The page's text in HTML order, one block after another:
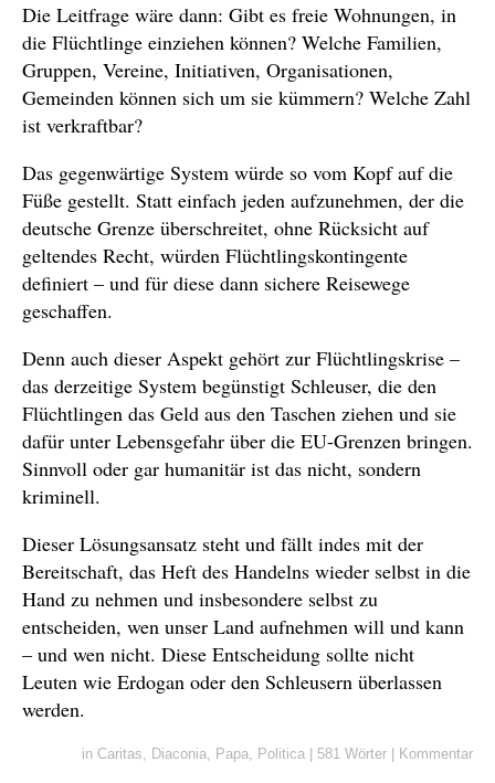
Die Leitfrage wäre dann: Gibt es freie Wohnungen, in
die Flüchtlinge einziehen können? Welche Familien,
Gruppen, Vereine, Initiativen, Organisationen,
Gemeinden können sich um sie kümmern? Welche Zahl
ist verkraftbar?
Das gegenwärtige System würde so vom Kopf auf die
Füße gestellt. Statt einfach jeden aufzunehmen, der die
deutsche Grenze überschreitet, ohne Rücksicht auf
geltendes Recht, würden Flüchtlingskontingente
definiert – und für diese dann sichere Reisewege
geschaffen.
Denn auch dieser Aspekt gehört zur Flüchtlingskrise –
das derzeitige System begünstigt Schleuser, die den
Flüchtlingen das Geld aus den Taschen ziehen und sie
dafür unter Lebensgefahr über die EU-Grenzen bringen.
Sinnvoll oder gar humanitär ist das nicht, sondern
kriminell.
Dieser Lösungsansatz steht und fällt indes mit der
Bereitschaft, das Heft des Handelns wieder selbst in die
Hand zu nehmen und insbesondere selbst zu
entscheiden, wen unser Land aufnehmen will und kann
– und wen nicht. Diese Entscheidung sollte nicht
Leuten wie Erdogan oder den Schleusern überlassen
werden.
in Caritas, Diaconia, Papa, Politica 581 Wörter Kommentar